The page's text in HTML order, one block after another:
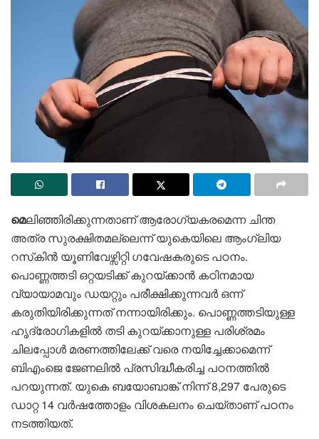
മെലിഞ്ഞിരിക്കുന്നതാണ് ആരോഗ്യകരമെന്ന ചിന്ത
അത്ര സുരക്ഷിതമല്ലെന്ന് യുകെയിലെ ആംഗ്ലിയ
റസ്‌കിന്‍ യൂണിവേഴ്സിറ്റി ഗവേഷകരുടെ പഠനം.
പൊണ്ണത്തടി ഒറ്റയടിക്ക് കുറയ്ക്കാന്‍ കഠിനമായ
വ്യായാമവും ഡയറ്റും പരീക്ഷിക്കുന്നവര്‍ ഒന്ന്
കരുതിയിരിക്കുന്നത് നന്നായിരിക്കും. പൊണ്ണത്തടിയുള്ള
ഹൃദ്രോഗികളില്‍ തടി കുറയ്ക്കാനുള്ള പരിശ്രമം
ചിലപ്പോള്‍ മരണത്തിലേക്ക് വരെ നയിച്ചേക്കാമെന്ന്
ബിഎംജെ ജേണലില്‍ പ്രസിദ്ധീകരിച്ച പഠനത്തില്‍
പറയുന്നത്. യുകെ ബയോബാങ്ക് നിന്ന് 8,297 പേരുടെ
ഡാറ്റ 14 വര്‍ഷത്തോളം വിശകലനം ചെയ്താണ് പഠനം
നടത്തിയത്.